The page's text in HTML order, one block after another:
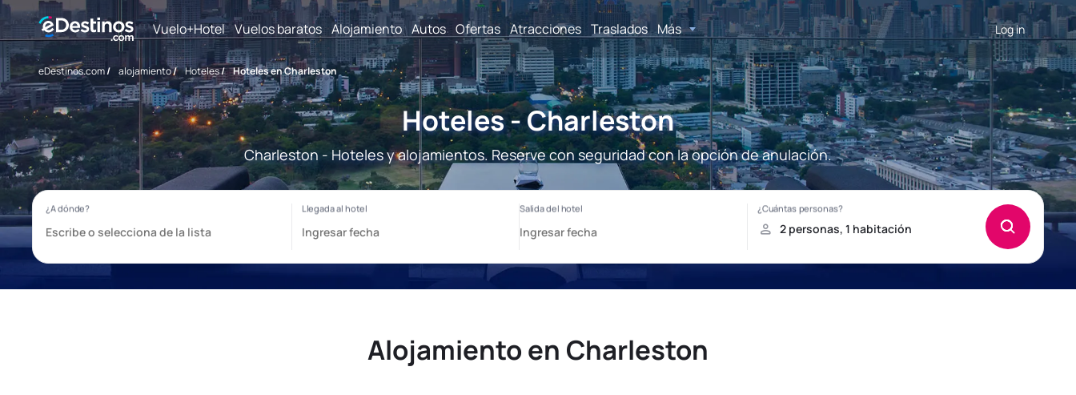
Vuelo+Hotel Vuelos baratos Alojamiento Autos Ofertas Atracciones Traslados Más Log in
eDestinos.com/ alojamiento/ Hoteles/ Hoteles en Charleston
Hoteles - Charleston
Charleston - Hoteles y alojamientos. Reserve con seguridad con la opción de anulación.
Alojamiento en Charleston